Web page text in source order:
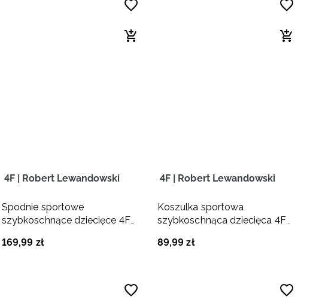
4F | Robert Lewandowski
Spodnie sportowe
szybkoschnące dziecięce 4F
- czarne
169,99 zł
4F | Robert Lewandowski
Koszulka sportowa
szybkoschnąca dziecięca 4F
- czarna
89,99 zł